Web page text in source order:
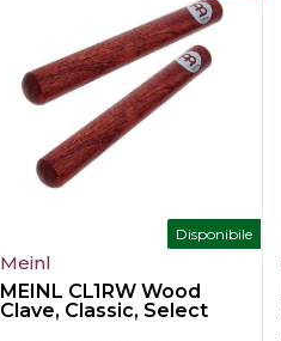
Disponibile
Meinl
MEINL CL1RW Wood
Clave, Classic, Select